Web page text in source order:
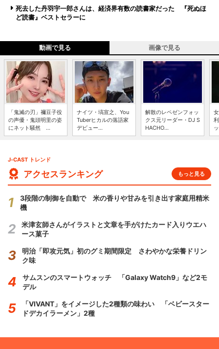
死去した丹羽宇一郎さんは、経済界有数の読書家だった 『死ぬほ
ど読書』ベストセラーに
動画で見る 画像で見る
「鬼滅の刃」禰豆子役
の声優・鬼頭明里の姿
にネット騒然 ...
ナイツ・塙宣之、You
Tuberヒカルの落語家
デビュー...
解散のレペゼンフォッ
クス元リーダー・DJ S
HACHO...
J-CAST トレンド
アクセスランキング もっと見る
3段階の制御を自動で 米の香りや甘みを引き出す家庭用精米
機
米津玄師さんがイラストと文章を手がけたカード入りウエハ
ース菓子
明治「即攻元気」初のグミ期間限定 さわやかな栄養ドリン
ク味
サムスンのスマートウォッチ 「Galaxy Watch9」など2モ
デル
「VIVANT」をイメージした2種類の味わい 「ベビースター
ドデカイラーメン」2種